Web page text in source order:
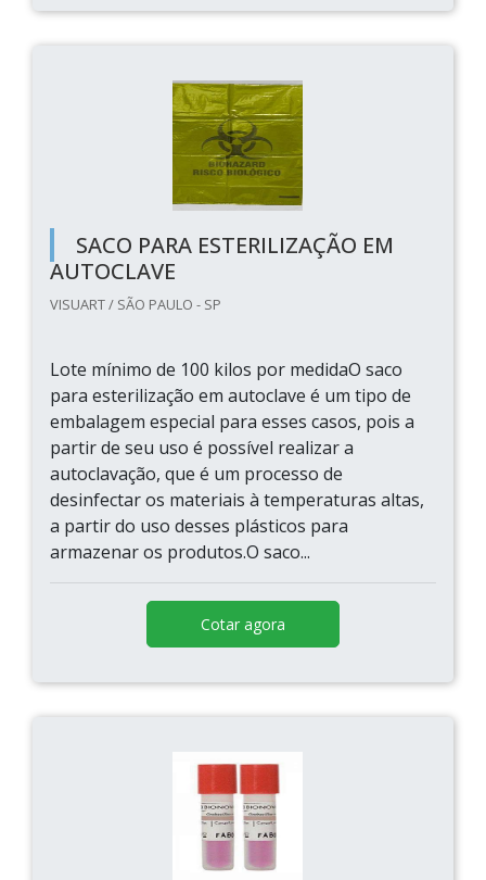
SACO PARA ESTERILIZAÇÃO EM
AUTOCLAVE
VISUART / SÃO PAULO - SP
Lote mínimo de 100 kilos por medidaO saco
para esterilização em autoclave é um tipo de
embalagem especial para esses casos, pois a
partir de seu uso é possível realizar a
autoclavação, que é um processo de
desinfectar os materiais à temperaturas altas,
a partir do uso desses plásticos para
armazenar os produtos.O saco...
Cotar agora